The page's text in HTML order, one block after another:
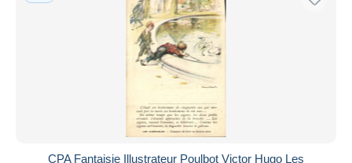
CPA Fantaisie Illustrateur Poulbot Victor Hugo Les